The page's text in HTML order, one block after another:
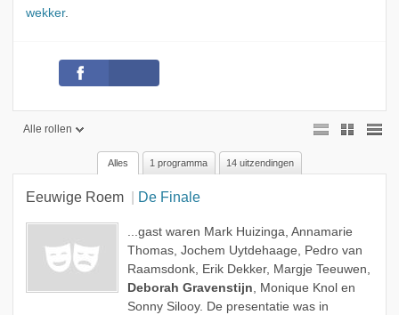
wekker.
Alle rollen
Alle rollen
Geen rol
Alles 1 programma 14 uitzendingen
Eeuwige Roem De Finale
...gast waren Mark Huizinga, Annamarie
Thomas, Jochem Uytdehaage, Pedro van
Raamsdonk, Erik Dekker, Margje Teeuwen,
Deborah Gravenstijn, Monique Knol en
Sonny Silooy. De presentatie was in